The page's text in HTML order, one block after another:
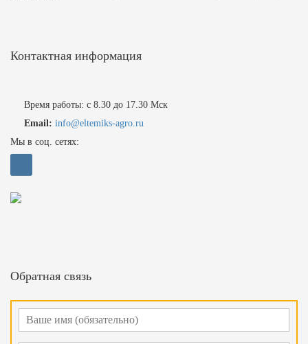
Контактная информация
Время работы: с 8.30 до 17.30 Мск
Email: info@eltemiks-agro.ru
Мы в соц. сетях:
Обратная связь